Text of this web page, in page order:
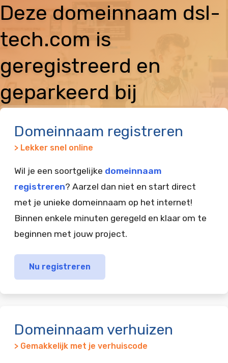
Deze domeinnaam dsl-
tech.com is
geregistreerd en
geparkeerd bij
Domeinnaam registreren
> Lekker snel online
Wil je een soortgelijke domeinnaam
registreren? Aarzel dan niet en start direct
met je unieke domeinnaam op het internet!
Binnen enkele minuten geregeld en klaar om te
beginnen met jouw project.
Nu registreren
Domeinnaam verhuizen
> Gemakkelijk met je verhuiscode